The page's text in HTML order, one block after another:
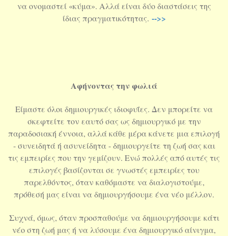
να ονομαστεί «κύμα». Αλλά είναι δύο διαστάσεις της
ίδιας πραγματικότητας. -->>
Αφήνοντας την φωλιά
Είμαστε όλοι δημιουργικές ιδιοφυΐες. Δεν μπορείτε να
σκεφτείτε τον εαυτό σας ως δημιουργικό με την
παραδοσιακή έννοια, αλλά κάθε μέρα κάνετε μια επιλογή
- συνειδητά ή ασυνείδητα - δημιουργείτε τη ζωή σας και
τις εμπειρίες που την γεμίζουν. Ενώ πολλές από αυτές τις
επιλογές βασίζονται σε γνωστές εμπειρίες του
παρελθόντος, όταν καθόμαστε να διαλογιστούμε,
πρόθεσή μας είναι να δημιουργήσουμε ένα νέο μέλλον.
Συχνά, όμως, όταν προσπαθούμε να δημιουργήσουμε κάτι
νέο στη ζωή μας ή να λύσουμε ένα δημιουργικό αίνιγμα,